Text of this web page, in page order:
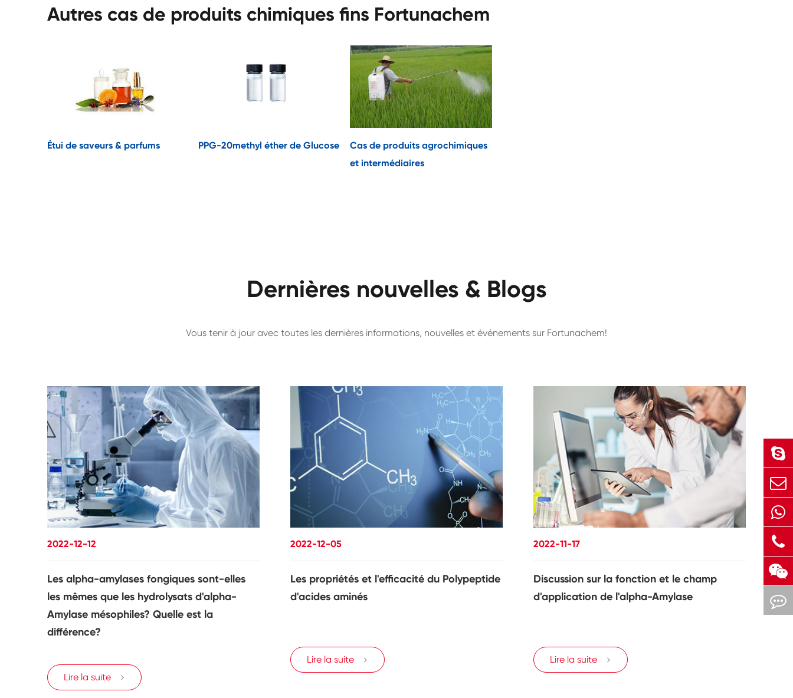
Autres cas de produits chimiques fins Fortunachem
Étui de saveurs & parfums PPG-20methyl éther de Glucose
Cas de produits agrochimiques
et intermédiaires
Dernières nouvelles & Blogs
Vous tenir à jour avec toutes les dernières informations, nouvelles et événements sur Fortunachem!
2022-12-12
Les alpha-amylases fongiques sont-elles
les mêmes que les hydrolysats d'alpha-
Amylase mésophiles? Quelle est la
différence?
Lire la suite 
2022-12-05
Les propriétés et l'efficacité du Polypeptide
d'acides aminés
Lire la suite 
2022-11-17
Discussion sur la fonction et le champ
d'application de l'alpha-Amylase
Lire la suite 